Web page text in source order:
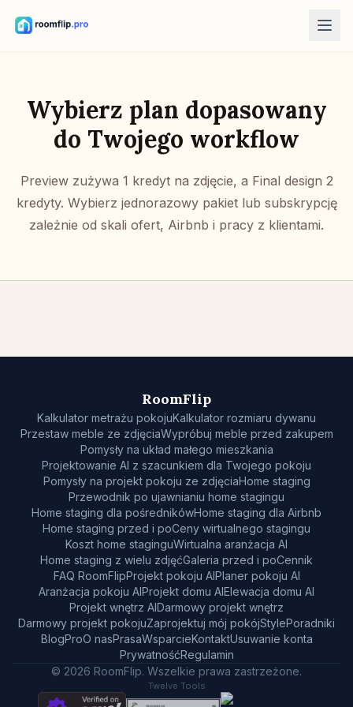
Projektant pokoju AI
Prześlij zdjęcie pokoju i wygeneruj kierunek stylu.
Przestaw meble
widocznych na zdjęciu.
Wypróbuj mebel w pokoju
Zobacz sofę, krzesło lub stół przed zakupem.
Sprawdź przejścia przed zakupem sofy lub stołu.
Małe przestrzenie
Galeria przed i po
Polski
Zaloguj się
Wybierz plan dopasowany
do Twojego workflow
Preview zużywa 1 kredyt na zdjęcie, a Final design 2
kredyty. Wybierz jednorazowy pakiet lub subskrypcję
zależnie od skali ofert, Airbnb i pracy z klientami.
RoomFlip
Kalkulator metrażu pokojuKalkulator rozmiaru dywanu
Przestaw meble ze zdjęciaWypróbuj meble przed zakupem
Pomysły na układ małego mieszkania
Projektowanie AI z szacunkiem dla Twojego pokoju
Pomysły na projekt pokoju ze zdjęciaHome staging
Przewodnik po ujawnianiu home stagingu
Home staging dla pośrednikówHome staging dla Airbnb
Home staging przed i poCeny wirtualnego stagingu
Koszt home staginguWirtualna aranżacja AI
Home staging z wielu zdjęćGaleria przed i poCennik
FAQ RoomFlipProjekt pokoju AIPlaner pokoju AI
Aranżacja pokoju AIProjekt domu AIElewacja domu AI
Projekt wnętrz AIDarmowy projekt wnętrz
Darmowy projekt pokojuZaprojektuj mój pokójStylePoradniki
BlogProO nasPrasaWsparcieKontaktUsuwanie konta
PrywatnośćRegulamin
© 2026 RoomFlip. Wszelkie prawa zastrzeżone.
Twelve Tools